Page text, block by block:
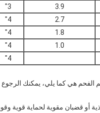
3.9
3"
2.7
4"
1.8
4"
1.0
4"
4"
هي كما يلي، يمكنك الرجوع
أو قضبان مقوية لحماية قوية